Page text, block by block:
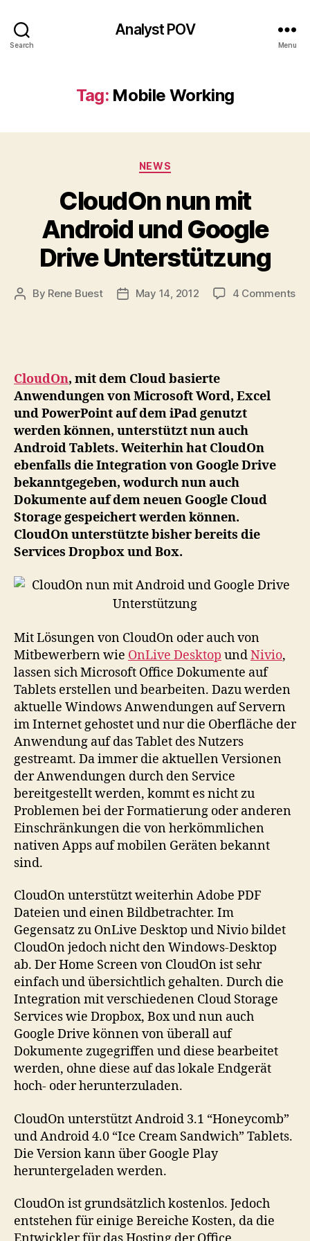
Search
Analyst POV
Menu
Tag: Mobile Working
Categories
NEWS
CloudOn nun mit
Android und Google
Drive Unterstützung
Post
By Rene Buest
PostMay 14, 2012 4 Commentson
CloudOn, mit dem Cloud basierte
Anwendungen von Microsoft Word, Excel
und PowerPoint auf dem iPad genutzt
werden können, unterstützt nun auch
Android Tablets. Weiterhin hat CloudOn
ebenfalls die Integration von Google Drive
bekanntgegeben, wodurch nun auch
Dokumente auf dem neuen Google Cloud
Storage gespeichert werden können.
CloudOn unterstützte bisher bereits die
Services Dropbox und Box.
Mit Lösungen von CloudOn oder auch von
Mitbewerbern wie OnLive Desktop undNivio,
lassen sich Microsoft Office Dokumente auf
Tablets erstellen und bearbeiten. Dazu werden
aktuelle Windows Anwendungen auf Servern
im Internet gehostet und nur die Oberfläche der
Anwendung auf das Tablet des Nutzers
gestreamt. Da immer die aktuellen Versionen
der Anwendungen durch den Service
bereitgestellt werden, kommt es nicht zu
Problemen bei der Formatierung oder anderen
Einschränkungen die von herkömmlichen
nativen Apps auf mobilen Geräten bekannt
sind.
CloudOn unterstützt weiterhin Adobe PDF
Dateien und einen Bildbetrachter. Im
Gegensatz zu OnLive Desktop und Nivio bildet
CloudOn jedoch nicht den Windows-Desktop
ab. Der Home Screen von CloudOn ist sehr
einfach und übersichtlich gehalten. Durch die
Integration mit verschiedenen Cloud Storage
Services wie Dropbox, Box und nun auch
Google Drive können von überall auf
Dokumente zugegriffen und diese bearbeitet
werden, ohne diese auf das lokale Endgerät
hoch- oder herunterzuladen.
CloudOn unterstützt Android 3.1 “Honeycomb”
und Android 4.0 “Ice Cream Sandwich” Tablets.
Die Version kann über Google Play
heruntergeladen werden.
CloudOn ist grundsätzlich kostenlos. Jedoch
entstehen für einige Bereiche Kosten, da die